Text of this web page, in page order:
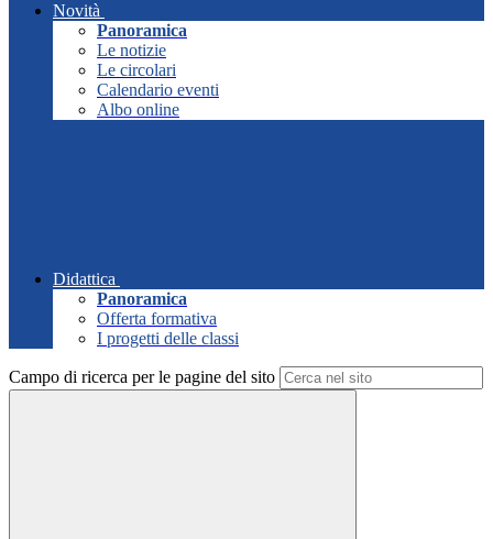
Novità
Panoramica
Le notizie
Le circolari
Calendario eventi
Albo online
Didattica
Panoramica
Offerta formativa
I progetti delle classi
Campo di ricerca per le pagine del sito